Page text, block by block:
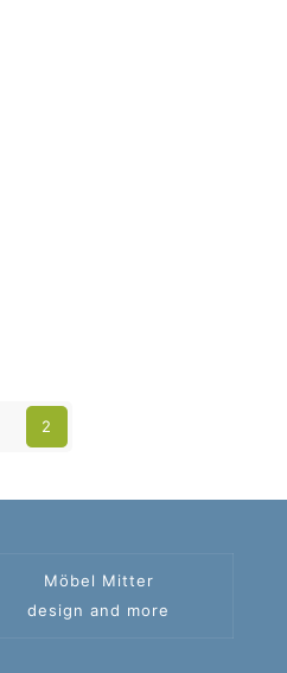
2
Möbel Mitter
design and more